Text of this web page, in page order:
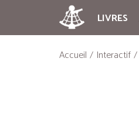
LIVRES
Accueil Interactif